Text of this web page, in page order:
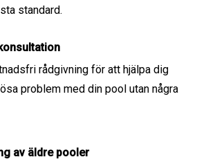
standard.
rådgivning för att hjälpa dig
problem med din pool utan några
av äldre pooler